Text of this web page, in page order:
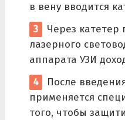
в вену вводится
Через катетер
лазерного
аппарата УЗИ
После
применяется
того, чтобы